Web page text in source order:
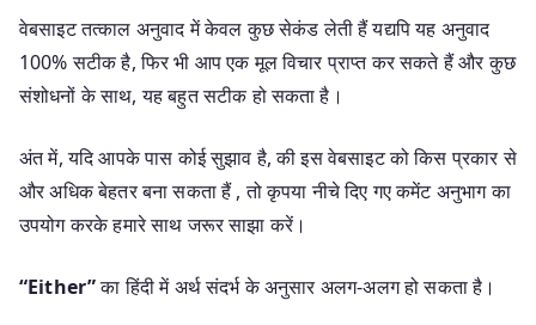
वेबसाइट तत्काल अनुवाद में केवल कुछ सेकंड लेती हैं यद्यपि यह अनुवाद
100% सटीक है, फिर भी आप एक मूल विचार प्राप्त कर सकते हैं और कुछ
संशोधनों के साथ, यह बहुत सटीक हो सकता है।
अंत में, यदि आपके पास कोई सुझाव है, की इस वेबसाइट को किस प्रकार से
और अधिक बेहतर बना सकता हैं , तो कृपया नीचे दिए गए कमेंट अनुभाग का
उपयोग करके हमारे साथ जरूर साझा करें।
“Either”का हिंदी में अर्थ संदर्भ के अनुसार अलग-अलग हो सकता है।